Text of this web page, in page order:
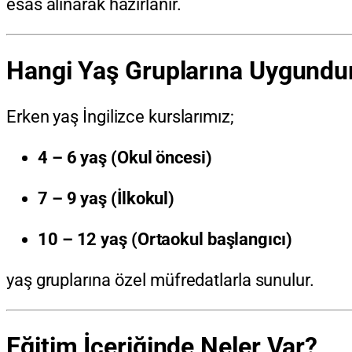
esas alınarak hazırlanır.
Hangi Yaş Gruplarına
Erken yaş İngilizce kurslarımız;
4 – 6 yaş (Okul öncesi)
7 – 9 yaş (İlkokul)
10 – 12 yaş (Ortaokul başlangıcı)
yaş gruplarına özel müfredatlarla sunulur.